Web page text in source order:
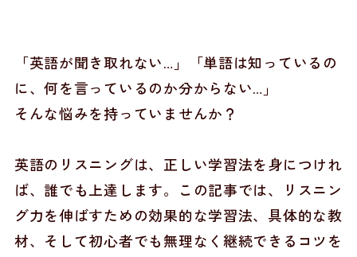
「英語が聞き取れない…」「単語は知っているの
に、何を言っているのか分からない…」
そんな悩みを持っていませんか？
英語のリスニングは、正しい学習法を身につけれ
ば、誰でも上達します。この記事では、リスニン
グ力を伸ばすための効果的な学習法、具体的な教
材、そして初心者でも無理なく継続できるコツを